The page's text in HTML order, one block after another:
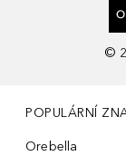
©
POPULÁRNÍ
Orebella